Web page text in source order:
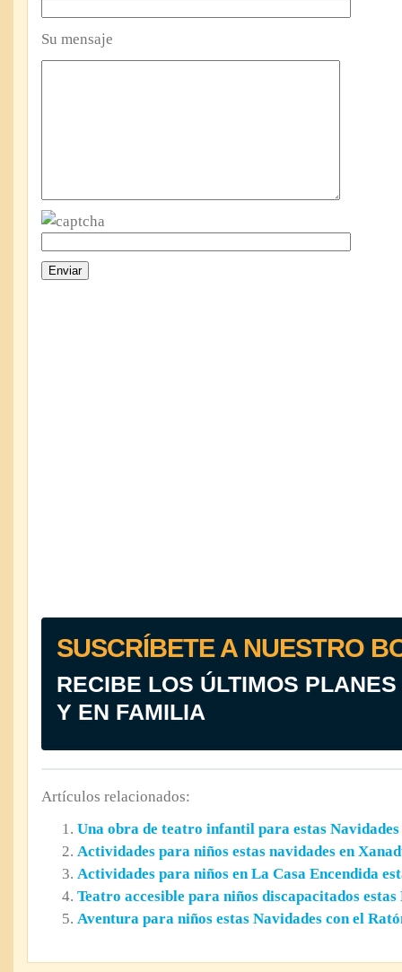
Su mensaje
SUSCRÍBETE A NUESTRO
RECIBE LOS ÚLTIMOS
Y EN FAMILIA
Artículos relacionados:
Una obra de teatro infantil para estas Navidades
Actividades para niños estas navidades en
Actividades para niños en La Casa Encendida
Teatro accesible para niños discapacitados estas
Aventura para niños estas Navidades con el